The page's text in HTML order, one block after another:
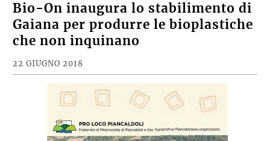
Bio-On inaugura lo stabilimento di
Gaiana per produrre le bioplastiche
che non inquinano
22 GIUGNO 2018